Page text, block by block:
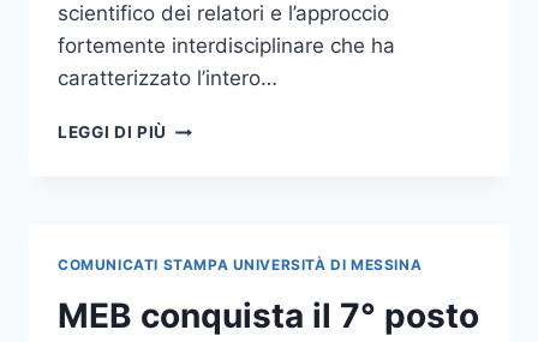
scientifico dei relatori e l’approccio
fortemente interdisciplinare che ha
caratterizzato l’intero…
LEGGI DI PIÙ CONCLUSA
AMPIO
COMUNICATI STAMPA UNIVERSITÀ DI MESSINA
MEB conquista il 7° posto